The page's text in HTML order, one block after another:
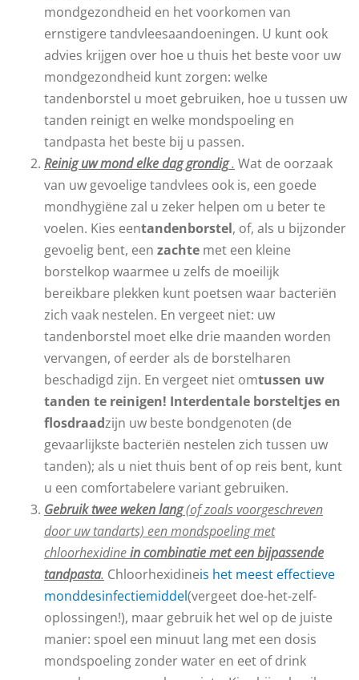
mondgezondheid en het voorkomen van
ernstigere tandvleesaandoeningen. U kunt ook
advies krijgen over hoe u thuis het beste voor uw
mondgezondheid kunt zorgen: welke
tandenborstel u moet gebruiken, hoe u tussen uw
tanden reinigt en welke mondspoeling en
tandpasta het beste bij u passen.
Reinig uw mond elke dag grondig. Wat de oorzaak
van uw gevoelige tandvlees ook is, een goede
mondhygiëne zal u zeker helpen om u beter te
voelen. Kies eentandenborstel, of, als u bijzonder
gevoelig bent, een zachte met een kleine
borstelkop waarmee u zelfs de moeilijk
bereikbare plekken kunt poetsen waar bacteriën
zich vaak nestelen. En vergeet niet: uw
tandenborstel moet elke drie maanden worden
vervangen, of eerder als de borstelharen
beschadigd zijn. En vergeet niet omtussen uw
tanden te reinigen! Interdentale borsteltjes en
flosdraadzijn uw beste bondgenoten (de
gevaarlijkste bacteriën nestelen zich tussen uw
tanden); als u niet thuis bent of op reis bent, kunt
u een comfortabelere variant gebruiken.
Gebruik twee weken lang(of zoals voorgeschreven
door uw tandarts) een mondspoeling met
chloorhexidinein combinatie met een bijpassende
tandpasta. Chloorhexidineis het meest effectieve
monddesinfectiemiddel(vergeet doe-het-zelf-
oplossingen!), maar gebruik het wel op de juiste
manier: spoel een minuut lang met een dosis
mondspoeling zonder water en eet of drink